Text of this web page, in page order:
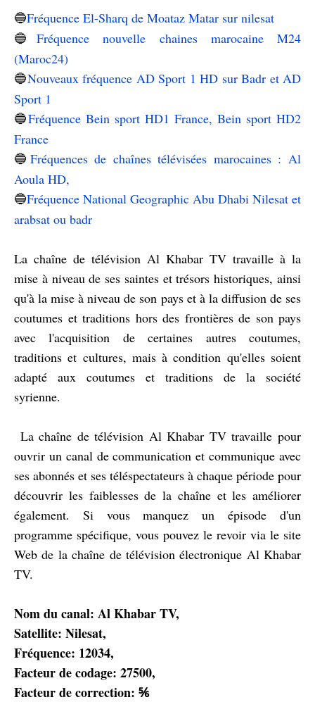
🔵Fréquence El-Sharq de Moataz Matar sur nilesat
🔵Fréquence nouvelle chaines marocaine M24
(Maroc24)
🔵Nouveaux fréquence AD Sport 1 HD sur Badr et AD
Sport 1
🔵Fréquence Bein sport HD1 France, Bein sport HD2
France
🔵 Fréquences de chaînes télévisées marocaines : Al
Aoula HD,
🔵Fréquence National Geographic Abu Dhabi Nilesat et
arabsat ou badr
La chaîne de télévision Al Khabar TV travaille à la
mise à niveau de ses saintes et trésors historiques, ainsi
qu'à la mise à niveau de son pays et à la diffusion de ses
coutumes et traditions hors des frontières de son pays
avec l'acquisition de certaines autres coutumes,
traditions et cultures, mais à condition qu'elles soient
adapté aux coutumes et traditions de la société
syrienne.
La chaîne de télévision Al Khabar TV travaille pour
ouvrir un canal de communication et communique avec
ses abonnés et ses téléspectateurs à chaque période pour
découvrir les faiblesses de la chaîne et les améliorer
également. Si vous manquez un épisode d'un
programme spécifique, vous pouvez le revoir via le site
Web de la chaîne de télévision électronique Al Khabar
TV.
Nom du canal: Al Khabar TV,
Satellite: Nilesat,
Fréquence: 12034,
Facteur de codage: 27500,
Facteur de correction: ⅚